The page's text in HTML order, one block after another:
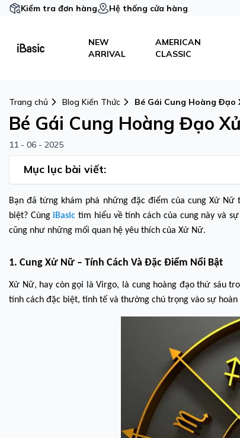
Kiểm tra đơn hàng Hệ thống cửa hàng
NEW
ARRIVAL
AMERICAN
CLASSIC
Trang chủ Blog Kiến Thức Bé Gái Cung Hoàng Đạo
Bé Gái Cung Hoàng Đạo
11 - 06 - 2025
Mục lục bài viết:
Bạn đã từng khám phá những đặc điểm của cung Xử Nữ
biệt? CùngiBasic tìm hiểu về tính cách của cung này và
cũng như những mối quan hệ yêu thích của Xử Nữ.
1. Cung Xử Nữ – Tính Cách Và Đặc Điểm Nổi Bật
Xử Nữ, hay còn gọi là Virgo, là cung hoàng đạo thứ sáu
tính cách đặc biệt, tinh tế và thường chú trọng vào sự hoàn